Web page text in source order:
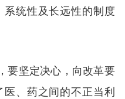
统性及长远性的制度
要坚定决心，向改革要
、药之间的不正当利